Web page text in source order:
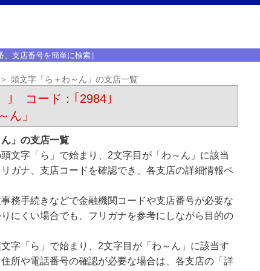
支店番号を簡単に検索］
頭文字「ら＋わ～ん」の支店一覧
｣ コード：｢2984｣
」
」の支店一覧
文字「ら」で始まり、2文字目が「わ～ん」に該当
ガナ、支店コードを確認でき、各支店の詳細情報ペ
務手続きなどで金融機関コードや支店番号が必要な
にくい場合でも、フリガナを参考にしながら目的の
字「ら」で始まり、2文字目が「わ～ん」に該当す
所や電話番号の確認が必要な場合は、各支店の「詳